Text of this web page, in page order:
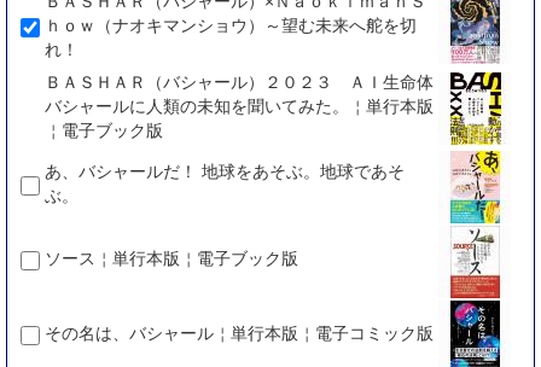
ｈｏｗ（ナオキマンショウ）～望む未来へ舵を切
れ！
ＢＡＳＨＡＲ（バシャール）２０２３ ＡＩ生命体
バシャールに人類の未知を聞いてみた。￤単行本版
￤電子ブック版
あ、バシャールだ！ 地球をあそぶ。地球であそ
ぶ。
ソース￤単行本版￤電子ブック版
その名は、バシャール￤単行本版￤電子コミック版